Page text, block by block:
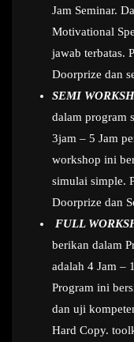
Jam Seminar.
Motivational
jawab terbatas.
Doorprize dan
SEMI
dalam program
3jam – 5 Jam
workshop ini
simulai simple.
Doorprize dan
FULL
berikan dalam
adalah 4 Jam –
Program ini
dan uji
Hard Copy.